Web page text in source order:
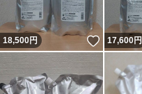
18,500円 いいね！
17,600円